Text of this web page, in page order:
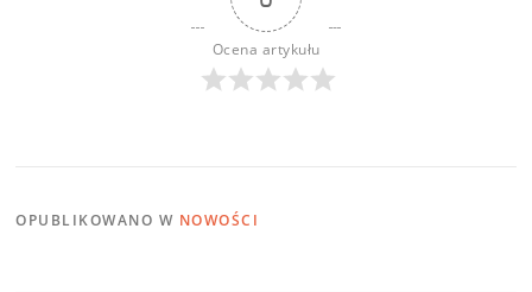
Ocena artykułu
OPUBLIKOWANO W NOWOŚCI